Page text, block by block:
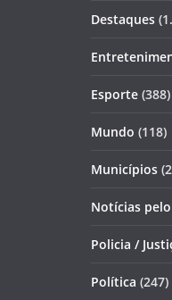
Destaques
Esporte (388)
Mundo (118)
Municípios
Notícias
Policia /
Política (247)